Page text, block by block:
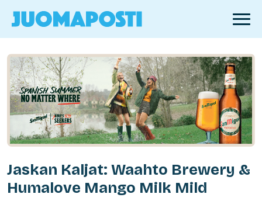
Jaskan Kaljat: Waahto Brewery &
Humalove Mango Milk Mild